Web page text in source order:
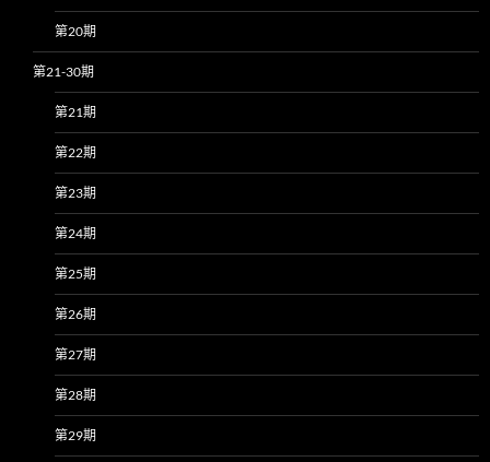
第20期
第21-30期
第21期
第22期
第23期
第24期
第25期
第26期
第27期
第28期
第29期